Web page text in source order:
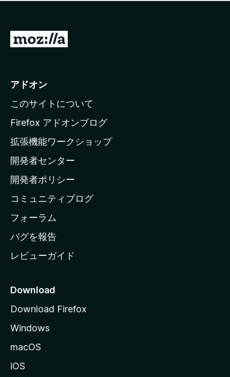
価
て
い
M
i
l
a
ホ
ー
ム
ー
ジ
へ
アドオン
このサイトについて
Firefox アドオンブログ
拡張機能ワークショップ
開発者センター
開発者ポリシー
コミュニティブログ
フォーラム
バグを報告
レビューガイド
Download
Download Firefox
Windows
macOS
iOS